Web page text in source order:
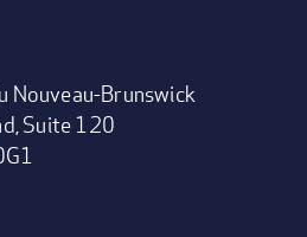
Nouveau-Brunswick
Suite 120